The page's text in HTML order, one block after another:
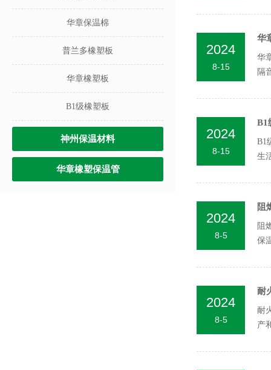
华章保温棉
普兰多橡塑板
华章橡塑板
B1级橡塑板
神州保温材料
华章橡塑保温管
2024
8-15
华
华
隔
2024
8-15
B1
B1
生
2024
8-5
阻
阻
保
2024
8-5
耐
耐
产